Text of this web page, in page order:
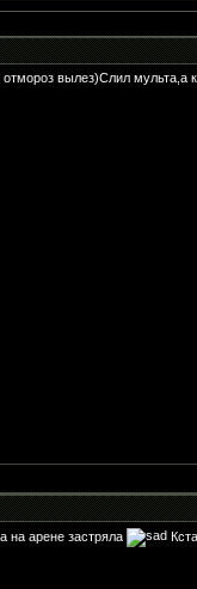
вылез)Слил мульта,а
на арене застряла